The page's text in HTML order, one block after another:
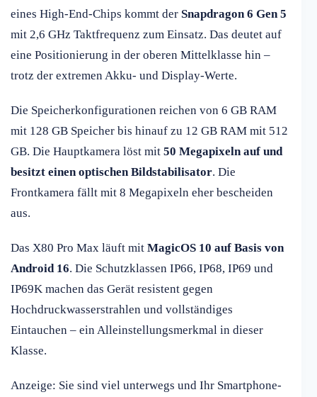
eines High-End-Chips kommt der Snapdragon 6 Gen 5
mit 2,6 GHz Taktfrequenz zum Einsatz. Das deutet auf
eine Positionierung in der oberen Mittelklasse hin –
trotz der extremen Akku- und Display-Werte.
Die Speicherkonfigurationen reichen von 6 GB RAM
mit 128 GB Speicher bis hinauf zu 12 GB RAM mit 512
GB. Die Hauptkamera löst mit 50 Megapixeln auf und
besitzt einen optischen Bildstabilisator. Die
Frontkamera fällt mit 8 Megapixeln eher bescheiden
aus.
Das X80 Pro Max läuft mit MagicOS 10 auf Basis von
Android 16. Die Schutzklassen IP66, IP68, IP69 und
IP69K machen das Gerät resistent gegen
Hochdruckwasserstrahlen und vollständiges
Eintauchen – ein Alleinstellungsmerkmal in dieser
Klasse.
Anzeige: Sie sind viel unterwegs und Ihr Smartphone-